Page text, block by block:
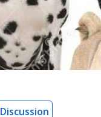
Discussion